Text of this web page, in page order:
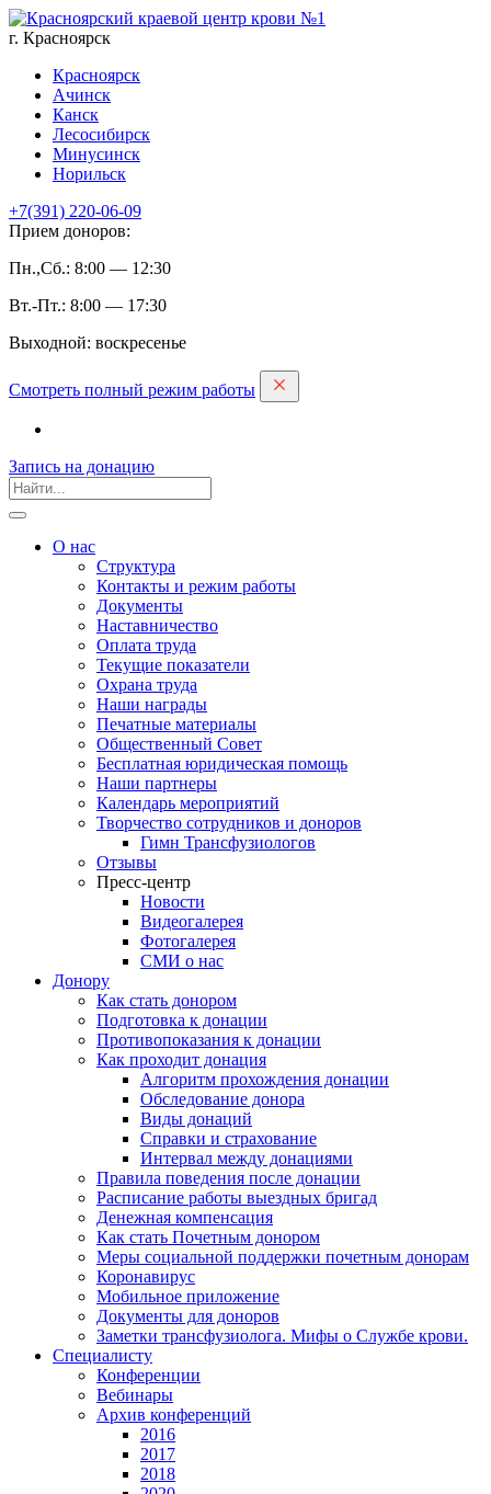
г. Красноярск
Красноярск
Ачинск
Канск
Лесосибирск
Минусинск
Норильск
+7(391) 220-06-09
Прием доноров:
Пн.,Сб.: 8:00 — 12:30
Вт.-Пт.: 8:00 — 17:30
Выходной: воскресенье
Смотреть полный режим работы
Запись на дoнацию
О нас
Структура
Контакты и режим работы
Документы
Наставничество
Оплата труда
Текущие показатели
Охрана труда
Наши награды
Печатные материалы
Общественный Совет
Бесплатная юридическая помощь
Наши партнеры
Календарь мероприятий
Творчество сотрудников и доноров
Гимн Трансфузиологов
Отзывы
Пресс-центр
Новости
Видеогалерея
Фотогалерея
СМИ о нас
Донору
Как стать донором
Подготовка к донации
Противопоказания к донации
Как проходит донация
Алгоритм прохождения донации
Обследование донора
Виды донаций
Справки и страхование
Интервал между донациями
Правила поведения после донации
Расписание работы выездных бригад
Денежная компенсация
Как стать Почетным донором
Меры социальной поддержки почетным донорам
Коронавирус
Мобильное приложение
Документы для доноров
Заметки трансфузиолога. Мифы о Службе крови.
Специалисту
Конференции
Вебинары
Архив конференций
2016
2017
2018